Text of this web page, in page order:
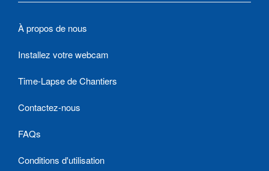
À propos de nous
Installez votre webcam
Time-Lapse de Chantiers
Contactez-nous
FAQs
Conditions d'utilisation